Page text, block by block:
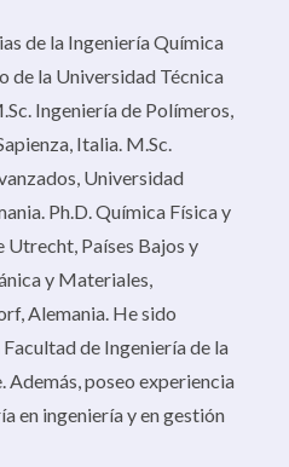
de la Ingeniería Química
de la Universidad Técnica
Ingeniería de Polímeros,
Italia. M.Sc.
Universidad
Ph.D. Química Física y
Utrecht, Países Bajos y
y Materiales,
Alemania. He sido
de Ingeniería de la
Además, poseo experiencia
en ingeniería y en gestión